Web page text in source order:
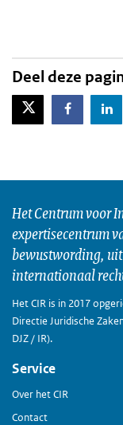
Deel deze
X-TwitterFacebook
Het Centrum voor
expertisecentrum
bewustwording,
internationaal
Het CIR is in 2017
Directie Juridische
DJZ / IR).
Service
Over het CIR
Contact